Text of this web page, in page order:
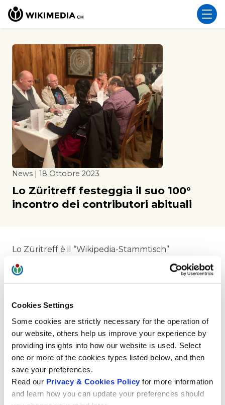
Cookies Settings
Some cookies are strictly necessary for the operation of
our website, others help us improve your experience by
providing insights into how our website is used. Select
one or more of the cookies types listed below, and then
save your preferences.
Read our Privacy & Cookies Policy for more information
and learn how you can update your preferences should
News | 18 Ottobre 2023
Lo Züritreff festeggia il suo 100°
incontro dei contributori abituali
Lo Züritreff è il “Wikipedia-Stammtisch”
(letteralmente “tavolo degli habitué di
Wikipedia”) di Zurigo e dintorni. Tutto è iniziato il 6
tedesca si incontreranno per la centesima volta. Il
gruppo è sempre lieto di accogliere nuove
persone interessate. Due fedeli wikipediani
rivelano il segreto di questo successo in
un’intervista a Wikimedia CH.
Per saperne di più